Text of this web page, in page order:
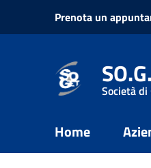
Vai ai contenuti
Vai al menu di
Prenota un
Società
Home